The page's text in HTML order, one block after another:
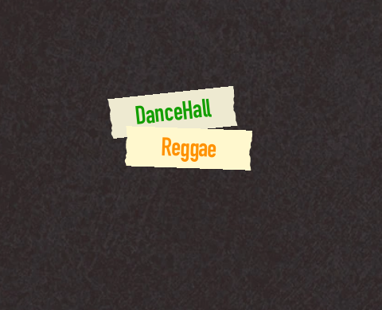
DanceHall
Reggae